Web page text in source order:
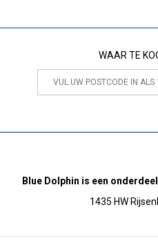
WAAR TE
Blue Dolphin is een
1435 HW